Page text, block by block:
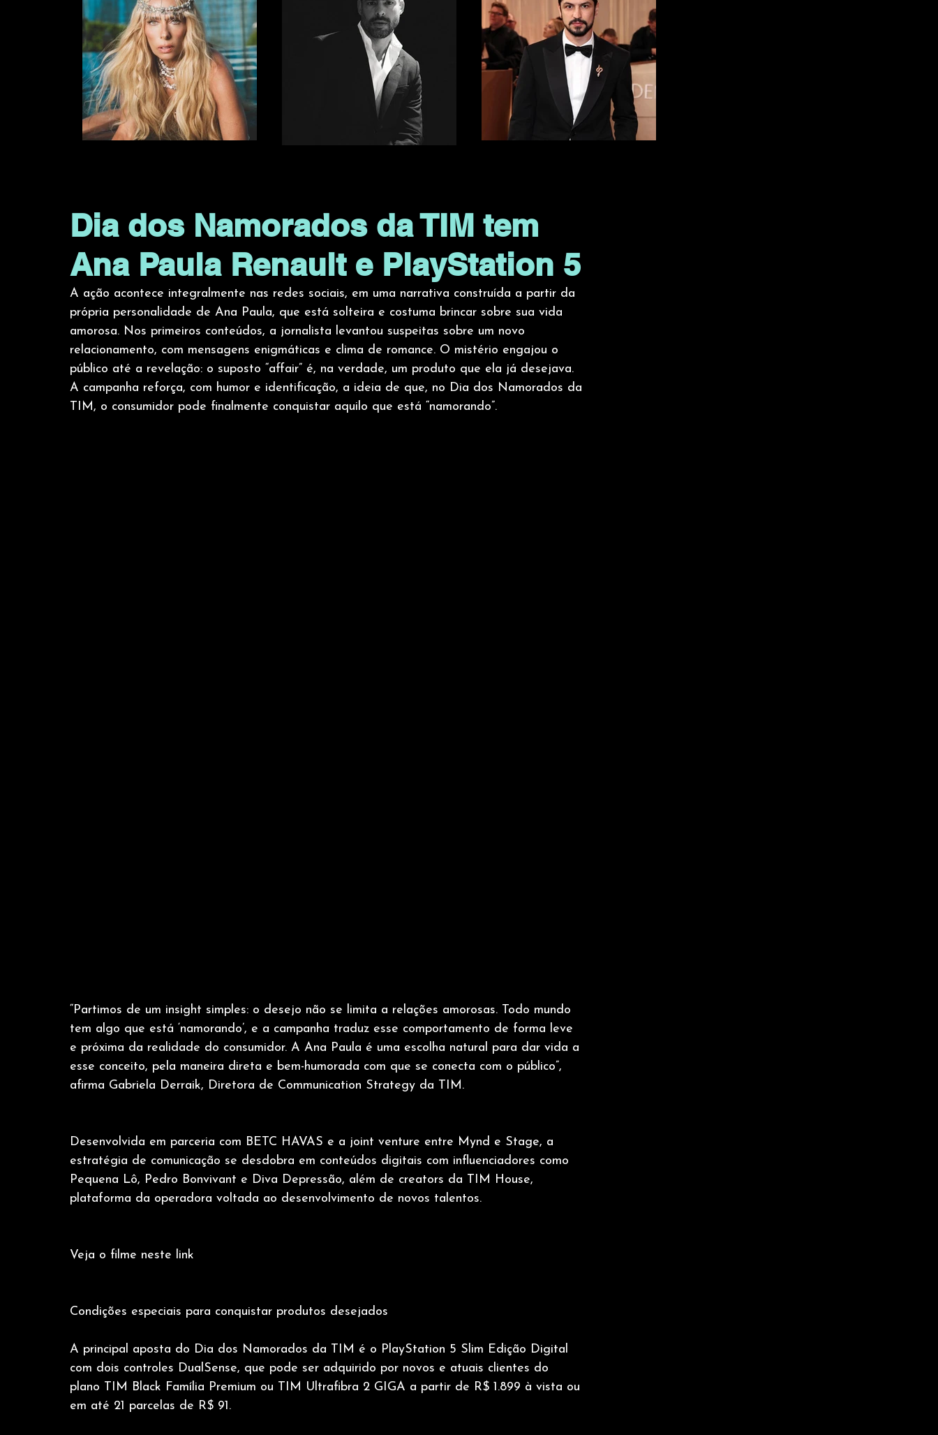
Dia dos Namorados da TIM tem
Ana Paula Renault e PlayStation 5
A ação acontece integralmente nas redes sociais, em uma narrativa construída a partir da
própria personalidade de Ana Paula, que está solteira e costuma brincar sobre sua vida
amorosa. Nos primeiros conteúdos, a jornalista levantou suspeitas sobre um novo
relacionamento, com mensagens enigmáticas e clima de romance. O mistério engajou o
público até a revelação: o suposto “affair” é, na verdade, um produto que ela já desejava.
A campanha reforça, com humor e identificação, a ideia de que, no Dia dos Namorados da
TIM, o consumidor pode finalmente conquistar aquilo que está “namorando”.
“Partimos de um insight simples: o desejo não se limita a relações amorosas. Todo mundo
tem algo que está ‘namorando’, e a campanha traduz esse comportamento de forma leve
e próxima da realidade do consumidor. A Ana Paula é uma escolha natural para dar vida a
esse conceito, pela maneira direta e bem-humorada com que se conecta com o público”,
afirma Gabriela Derraik, Diretora de Communication Strategy da TIM.
Desenvolvida em parceria com BETC HAVAS e a joint venture entre Mynd e Stage, a
estratégia de comunicação se desdobra em conteúdos digitais com influenciadores como
Pequena Lô, Pedro Bonvivant e Diva Depressão, além de creators da TIM House,
plataforma da operadora voltada ao desenvolvimento de novos talentos.
Veja o filme neste link
Condições especiais para conquistar produtos desejados
A principal aposta do Dia dos Namorados da TIM é o PlayStation 5 Slim Edição Digital
com dois controles DualSense, que pode ser adquirido por novos e atuais clientes do
plano TIM Black Família Premium ou TIM Ultrafibra 2 GIGA a partir de R$ 1.899 à vista ou
em até 21 parcelas de R$ 91.